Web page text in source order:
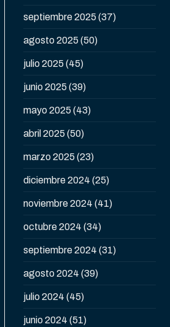
septiembre 2025 (37)
agosto 2025 (50)
julio 2025 (45)
junio 2025 (39)
mayo 2025 (43)
abril 2025 (50)
marzo 2025 (23)
diciembre 2024 (25)
noviembre 2024 (41)
octubre 2024 (34)
septiembre 2024 (31)
agosto 2024 (39)
julio 2024 (45)
junio 2024 (51)